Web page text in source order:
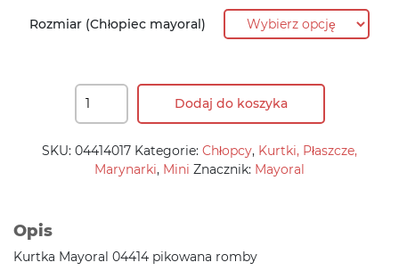
Rozmiar (Chłopiec mayoral)
Dodaj do koszyka
SKU: 04414017 Kategorie: Chłopcy, Kurtki, Płaszcze,
Marynarki, Mini Znacznik: Mayoral
Opis
Kurtka Mayoral 04414 pikowana romby